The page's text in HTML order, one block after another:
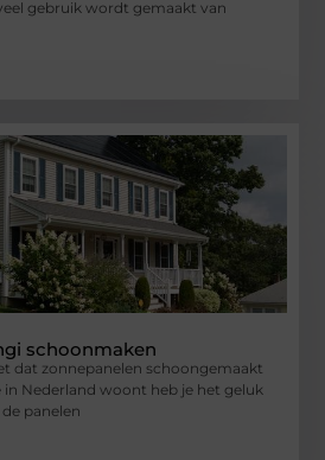
gebruik wordt gemaakt van
schoonmaken
dat zonnepanelen schoongemaakt
Nederland woont heb je het geluk
panelen